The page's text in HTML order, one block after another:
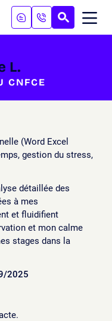
L.
CNFCE
(Word Excel
gestion du stress,
détaillée des
à mes
et fluidifient
et mon calme
stages dans la
2025